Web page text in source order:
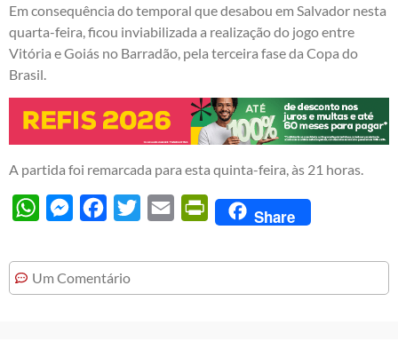
Em consequência do temporal que desabou em Salvador nesta
quarta-feira, ficou inviabilizada a realização do jogo entre
Vitória e Goiás no Barradão, pela terceira fase da Copa do
Brasil.
A partida foi remarcada para esta quinta-feira, às 21 horas.
WhatsAppMessengerFacebook
Twitter Email PrintFriendly
Share
Um Comentário